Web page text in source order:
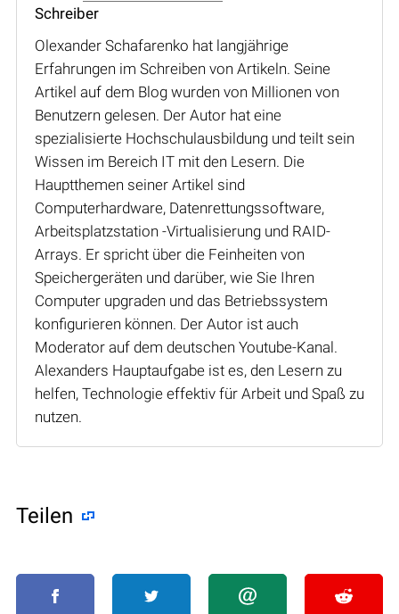
Schreiber
Olexander Schafarenko hat langjährige
Erfahrungen im Schreiben von Artikeln. Seine
Artikel auf dem Blog wurden von Millionen von
Benutzern gelesen. Der Autor hat eine
spezialisierte Hochschulausbildung und teilt sein
Wissen im Bereich IT mit den Lesern. Die
Hauptthemen seiner Artikel sind
Computerhardware, Datenrettungssoftware,
Arbeitsplatzstation -Virtualisierung und RAID-
Arrays. Er spricht über die Feinheiten von
Speichergeräten und darüber, wie Sie Ihren
Computer upgraden und das Betriebssystem
konfigurieren können. Der Autor ist auch
Moderator auf dem deutschen Youtube-Kanal.
Alexanders Hauptaufgabe ist es, den Lesern zu
helfen, Technologie effektiv für Arbeit und Spaß zu
nutzen.
Teilen